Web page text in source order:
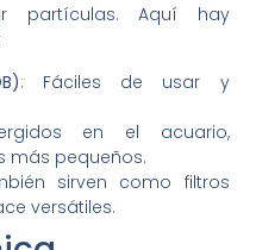
partículas. Aquí hay
: Fáciles de usar y
en el acuario,
más pequeños.
sirven como filtros
versátiles.